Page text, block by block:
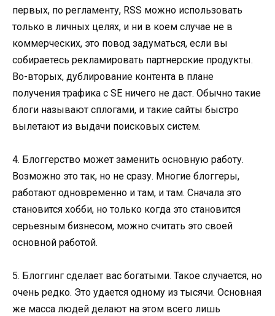
первых, по регламенту, RSS можно использовать
только в личных целях, и ни в коем случае не в
коммерческих, это повод задуматься, если вы
собираетесь рекламировать партнерские продукты.
Во-вторых, дублирование контента в плане
получения трафика с SE ничего не даст. Обычно такие
блоги называют сплогами, и такие сайты быстро
вылетают из выдачи поисковых систем.
4. Блоггерство может заменить основную работу.
Возможно это так, но не сразу. Многие блоггеры,
работают одновременно и там, и там. Сначала это
становится хобби, но только когда это становится
серьезным бизнесом, можно считать это своей
основной работой.
5. Блоггинг сделает вас богатыми. Такое случается, но
очень редко. Это удается одному из тысячи. Основная
же масса людей делают на этом всего лишь